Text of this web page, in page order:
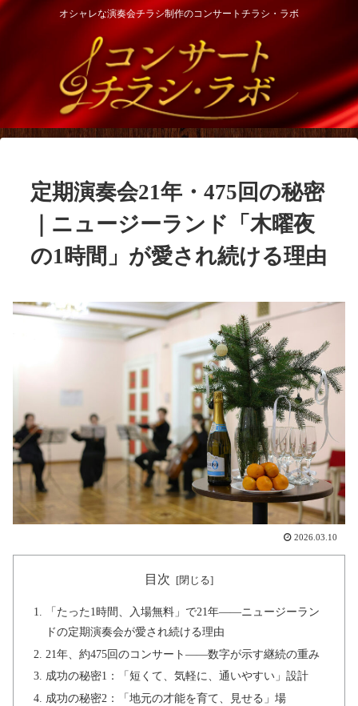
オシャレな演奏会チラシ制作のコンサートチラシ・ラボ
定期演奏会21年・475回の秘密
｜ニュージーランド「木曜夜
の1時間」が愛され続ける理由
2026.03.10
目次
「たった1時間、入場無料」で21年——ニュージーラン
ドの定期演奏会が愛され続ける理由
21年、約475回のコンサート——数字が示す継続の重み
成功の秘密1：「短くて、気軽に、通いやすい」設計
成功の秘密2：「地元の才能を育て、見せる」場